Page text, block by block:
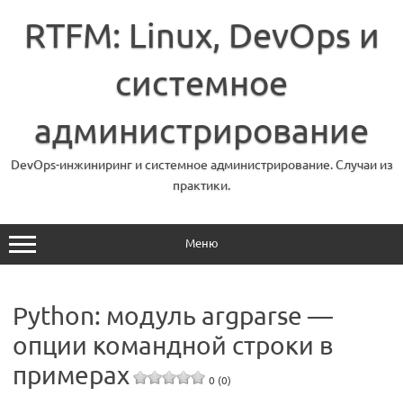
содержимому
RTFM: Linux, DevOps и
системное
администрирование
DevOps-инжиниринг и системное администрирование. Случаи из
практики.
Меню
Python: модуль argparse —
опции командной строки в
примерах
0 (0)